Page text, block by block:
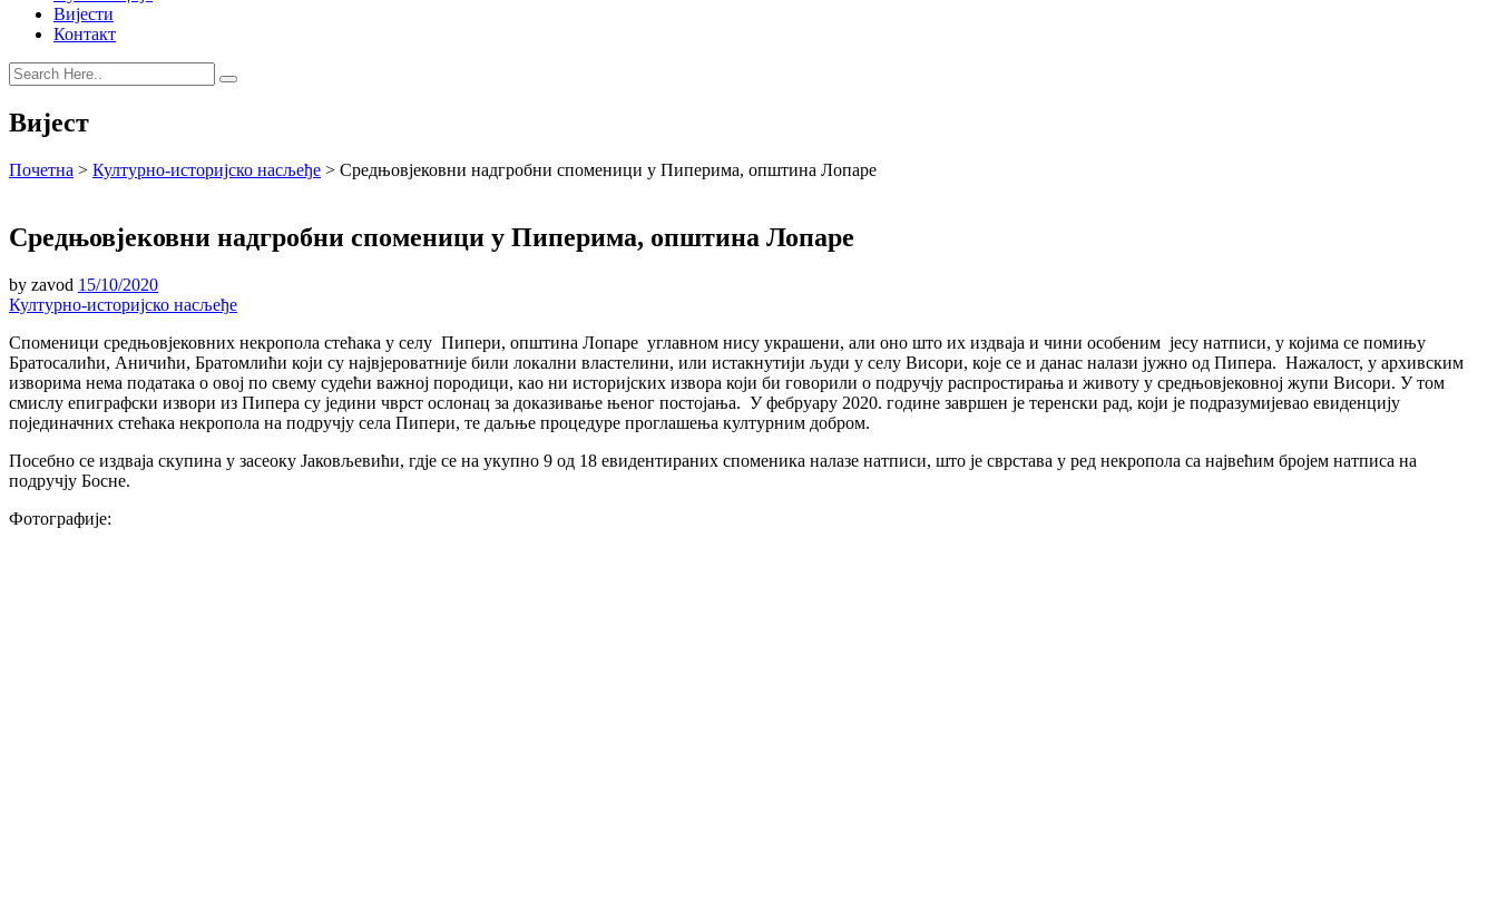
Вијести
Контакт
Вијест
Почетна > Културно-историјско насљеђе > Средњовјековни надгробни споменици у Пиперима, општина Лопаре
Средњовјековни надгробни споменици у Пиперима, општина Лопаре
by zavod 15/10/2020
Културно-историјско насљеђе
Споменици средњовјековних некропола стећака у селу Пипери, општина Лопаре углавном нису украшени, али оно што их издваја и чини особеним јесу натписи, у којима се помињу
Братосалићи, Aничићи, Братомлићи који су највјероватније били локални властелини, или истакнутији људи у селу Висори, које се и данас налази јужно од Пипера. Нажалост, у архивским
изворима нема података о овој по свему судећи важнoj породици, као ни историјских извора који би говорили о подручју распростирања и животу у средњовјековној жупи Висори. У том
смислу епиграфски извори из Пипера су једини чврст ослонац за доказивање њеног постојања. У фебруару 2020. године завршен је теренски рад, који је подразумијевао евиденцију
појединачних стећака некропола на подручју села Пипери, те даљње процедуре проглашења културним добром.
Посебно се издваја скупина у засеоку Јаковљевићи, гдје се на укупно 9 од 18 евидентираних споменика налазе натписи, што је сврстава у ред некропола са највећим бројем натписа на
подручју Босне.
Фотографије: